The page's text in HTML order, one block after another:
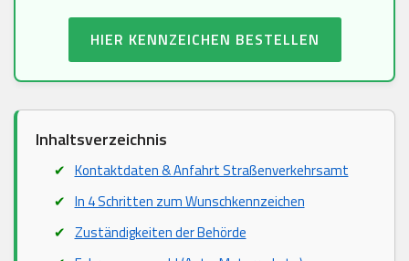
HIER KENNZEICHEN BESTELLEN
Inhaltsverzeichnis
Kontaktdaten & Anfahrt Straßenverkehrsamt
In 4 Schritten zum Wunschkennzeichen
Zuständigkeiten der Behörde